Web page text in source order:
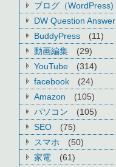
ブログ（WordPress)
DW Question Answer
BuddyPress
(11)
動画編集
(29)
YouTube
(314)
facebook
(24)
Amazon
(105)
パソコン
(105)
SEO
(75)
スマホ
(50)
家電
(61)